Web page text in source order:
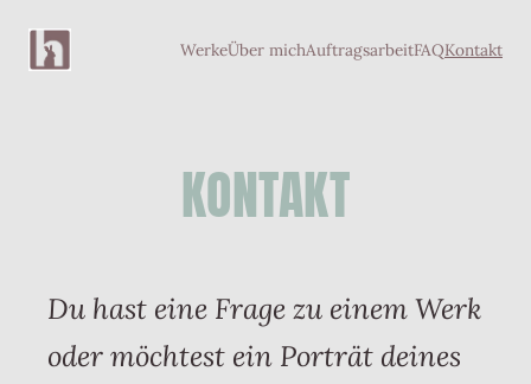
Skip
WerkeÜber michAuftragsarbeitFAQKontakt
KONTAKT
Du hast eine Frage zu einem Werk
oder möchtest ein Porträt deines